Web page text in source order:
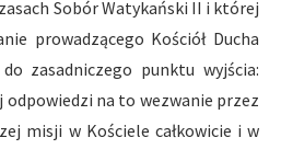
Sobór Watykański II i której
prowadzącego Kościół Ducha
zasadniczego punktu wyjścia:
odpowiedzi na to wezwanie przez
misji w Kościele całkowicie i w